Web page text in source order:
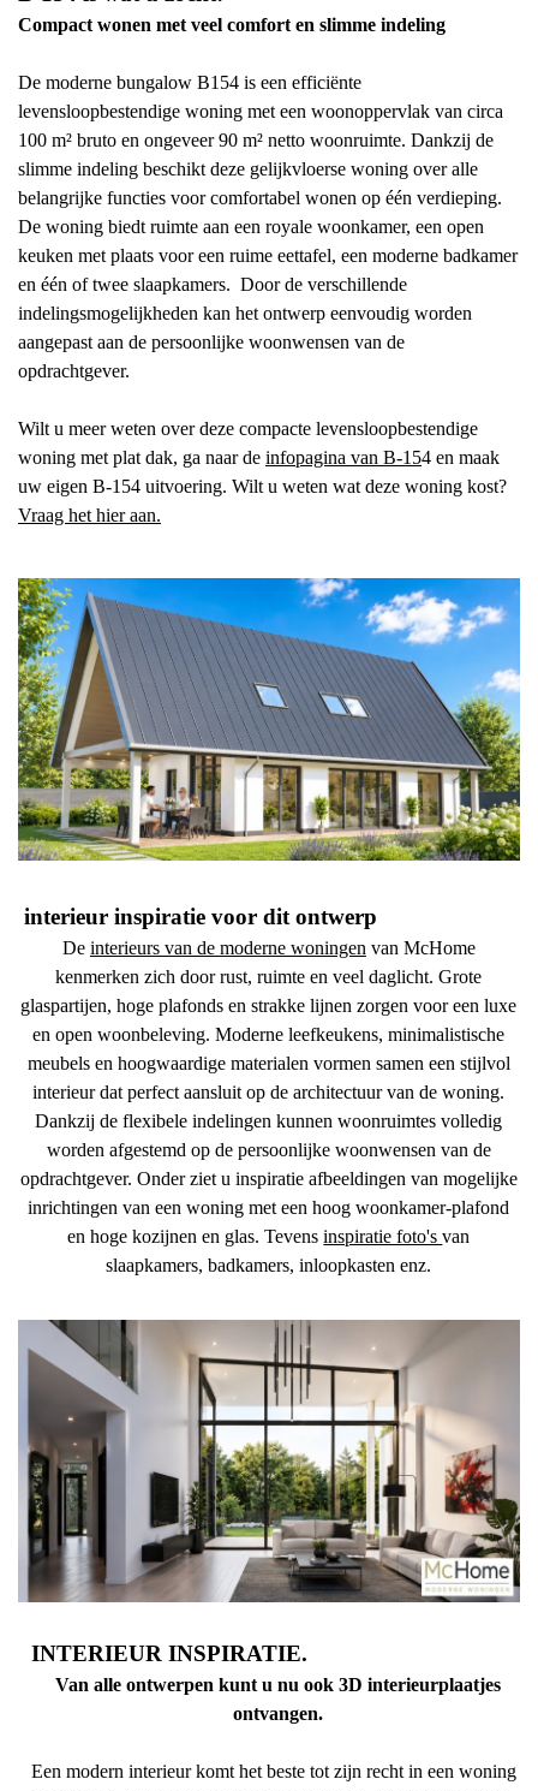
Compact wonen met veel comfort en slimme indeling
De moderne bungalow B154 is een efficiënte
levensloopbestendige woning met een woonoppervlak van circa
100 m² bruto en ongeveer 90 m² netto woonruimte. Dankzij de
slimme indeling beschikt deze gelijkvloerse woning over alle
belangrijke functies voor comfortabel wonen op één verdieping.
De woning biedt ruimte aan een royale woonkamer, een open
keuken met plaats voor een ruime eettafel, een moderne badkamer
en één of twee slaapkamers. Door de verschillende
indelingsmogelijkheden kan het ontwerp eenvoudig worden
aangepast aan de persoonlijke woonwensen van de
opdrachtgever.
Wilt u meer weten over deze compacte levensloopbestendige
woning met plat dak, ga naar de infopagina van B-154 en maak
uw eigen B-154 uitvoering. Wilt u weten wat deze woning kost?
Vraag het hier aan.
interieur inspiratie voor dit ontwerp
De interieurs van de moderne woningen van McHome
kenmerken zich door rust, ruimte en veel daglicht. Grote
glaspartijen, hoge plafonds en strakke lijnen zorgen voor een luxe
en open woonbeleving. Moderne leefkeukens, minimalistische
meubels en hoogwaardige materialen vormen samen een stijlvol
interieur dat perfect aansluit op de architectuur van de woning.
Dankzij de flexibele indelingen kunnen woonruimtes volledig
worden afgestemd op de persoonlijke woonwensen van de
opdrachtgever. Onder ziet u inspiratie afbeeldingen van mogelijke
inrichtingen van een woning met een hoog woonkamer-plafond
en hoge kozijnen en glas. Tevensinspiratie foto'svan
slaapkamers, badkamers, inloopkasten enz.
INTERIEUR INSPIRATIE.
Van alle ontwerpen kunt u nu ook 3D interieurplaatjes
ontvangen.
Een modern interieur komt het beste tot zijn recht in een woning